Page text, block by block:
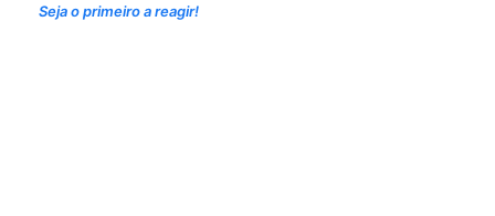
Seja o primeiro a reagir!